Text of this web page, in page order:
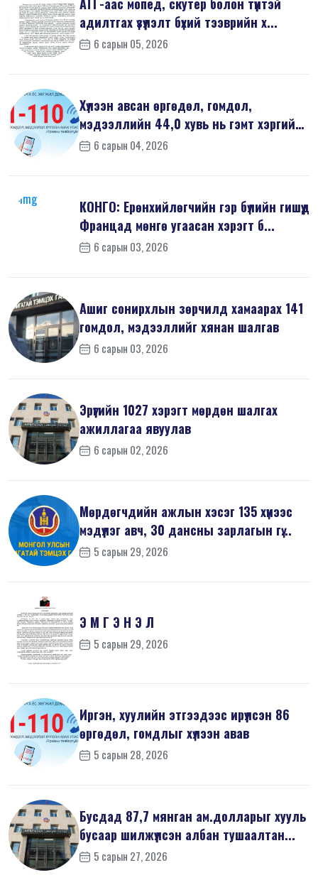
адилтгах үзүүлэлт бүхий тээврийн х...
6 сарын 05, 2026
Хүлээн авсан өргөдөл, гомдол,
мэдээллийн 44,0 хувь нь гэмт хэргийн
шин...
6 сарын 04, 2026
КОНГО: Ерөнхийлөгчийн гэр бүлийн гишүүд
Францад мөнгө угаасан хэрэгт б...
6 сарын 03, 2026
Ашиг сонирхлын зөрчилд хамаарах 141
гомдол, мэдээллийг хянан шалгав
6 сарын 03, 2026
Эрүүгийн 1027 хэрэгт мөрдөн шалгах
ажиллагаа явуулав
6 сарын 02, 2026
Мөрдөгчдийн ажлын хэсэг 135 хүнээс
мэдүүлэг авч, 30 дансны зарлагын гү...
5 сарын 29, 2026
Э М Г Э Н Э Л
5 сарын 29, 2026
Иргэн, хуулийн этгээдээс ирүүлсэн 86
өргөдөл, гомдлыг хүлээн авав
5 сарын 28, 2026
Бусдад 87,7 мянган ам.долларыг хууль
бусаар шилжүүлсэн албан тушаалтан...
5 сарын 27, 2026